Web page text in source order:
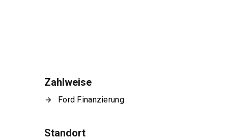
Zahlweise
Ford Finanzierung
Standort